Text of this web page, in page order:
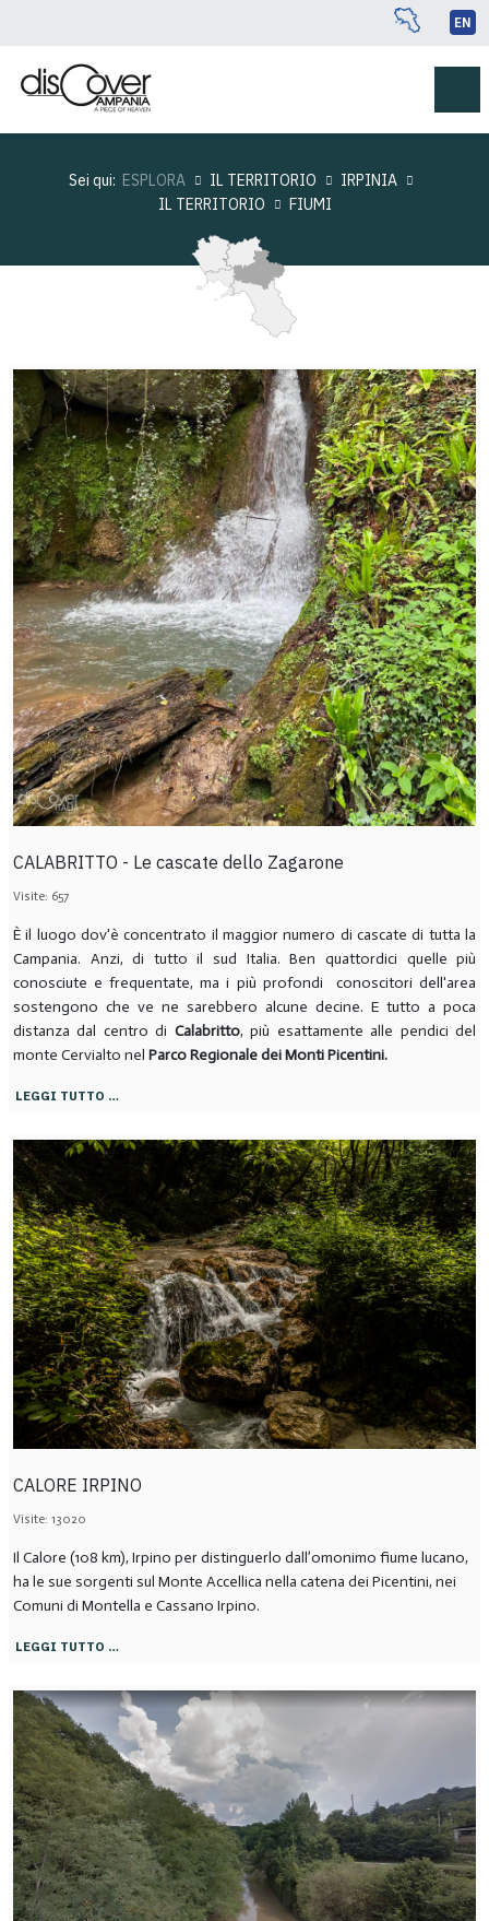
EN
Sei qui: ESPLORA IL TERRITORIO
IRPINIA
IL TERRITORIO
FIUMI
CALABRITTO - Le cascate dello Zagarone
Visite: 657
È il luogo dov'è concentrato il maggior numero di cascate di tutta la
Campania. Anzi, di tutto il sud Italia. Ben quattordici quelle più
conosciute e frequentate, ma i più profondi conoscitori dell'area
sostengono che ve ne sarebbero alcune decine. E tutto a poca
distanza dal centro di Calabritto, più esattamente alle pendici del
monte Cervialto nel Parco Regionale dei Monti Picentini.
LEGGI TUTTO …
CALORE IRPINO
Visite: 13020
Il Calore (108 km), Irpino per distinguerlo dall’omonimo fiume lucano,
ha le sue sorgenti sul Monte Accellica nella catena dei Picentini, nei
Comuni di Montella e Cassano Irpino.
LEGGI TUTTO …